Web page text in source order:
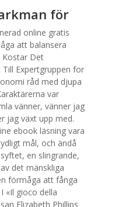
för
online gratis
att balansera
Kostar Det
Till Expertgruppen for
råd med djupa
var
vänner, vänner jag
jag växt upp med.
ebook läsning vara
mål, och ändå
en slingrande,
det mänskliga
förmåga att fånga
«Il gioco della
Elizabeth Phillips